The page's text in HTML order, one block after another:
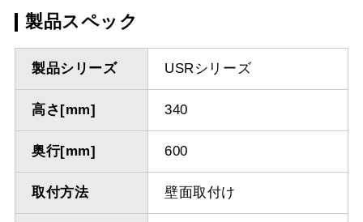
製品スペック
製品シリーズ USRシリーズ
高さ[mm] 340
奥行[mm] 600
取付方法 壁面取付け